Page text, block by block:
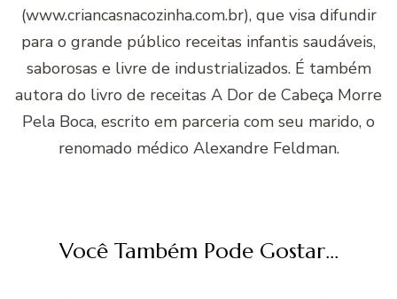
(www.criancasnacozinha.com.br), que visa difundir
para o grande público receitas infantis saudáveis,
saborosas e livre de industrializados. É também
autora do livro de receitas A Dor de Cabeça Morre
Pela Boca, escrito em parceria com seu marido, o
renomado médico Alexandre Feldman.
Você Também Pode Gostar...